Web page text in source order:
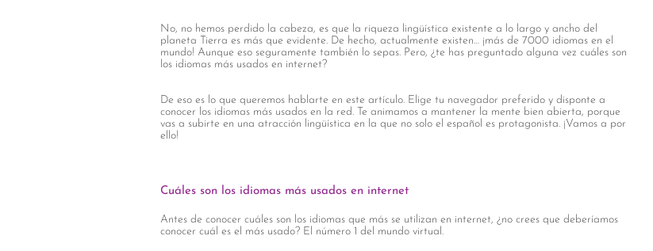
No, no hemos perdido la cabeza, es que la riqueza lingüística existente a lo largo y ancho del
planeta Tierra es más que evidente. De hecho, actualmente existen… ¡más de 7000 idiomas en el
mundo! Aunque eso seguramente también lo sepas. Pero, ¿te has preguntado alguna vez cuáles son
los idiomas más usados en internet?
De eso es lo que queremos hablarte en este artículo. Elige tu navegador preferido y disponte a
conocer los idiomas más usados en la red. Te animamos a mantener la mente bien abierta, porque
vas a subirte en una atracción lingüística en la que no solo el español es protagonista. ¡Vamos a por
ello!
Cuáles son los idiomas más usados en internet
Antes de conocer cuáles son los idiomas que más se utilizan en internet, ¿no crees que deberíamos
conocer cuál es el más usado? El número 1 del mundo virtual.